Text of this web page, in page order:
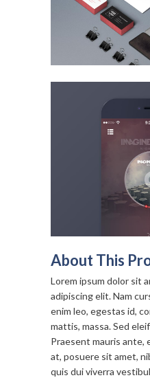
About This
Lorem ipsum dolor sit
adipiscing elit. Nam
enim leo, egestas id,
mattis, massa. Sed
Praesent mauris ante,
at, posuere sit amet,
quis dui viverra